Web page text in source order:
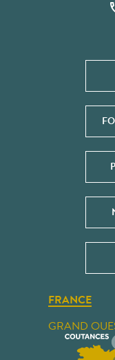
FRANCE
GRAND